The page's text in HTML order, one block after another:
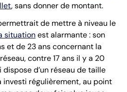
, sans donner de montant.
de mettre à niveau le
situationest alarmante : son
et de 23 ans concernant la
contre 17 ans il y a 20
dispose d’un réseau de taille
investi régulièrement, au point